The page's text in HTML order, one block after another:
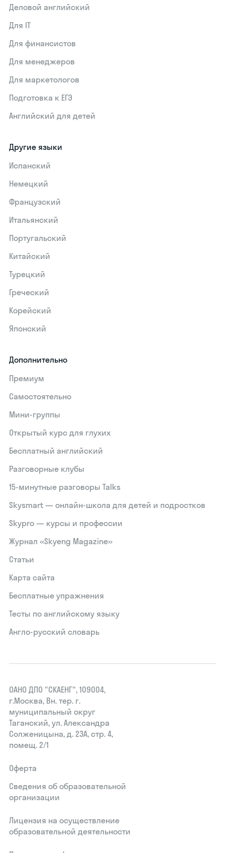
Деловой английский
Для IT
Для финансистов
Для менеджеров
Для маркетологов
Подготовка к ЕГЭ
Английский для детей
Другие языки
Испанский
Немецкий
Французский
Итальянский
Португальский
Китайский
Турецкий
Греческий
Корейский
Японский
Дополнительно
Премиум
Самостоятельно
Мини-группы
Открытый курс для глухих
Бесплатный английский
Разговорные клубы
15‑минутные разговоры Talks
Skysmart — онлайн-школа для детей и подростков
Skypro — курсы и профессии
Журнал «Skyeng Magazine»
Статьи
Карта сайта
Бесплатные упражнения
Тесты по английскому языку
Англо-русский словарь
ОАНО ДПО "СКАЕНГ", 109004,
г.Москва, Вн. тер. г.
муниципальный округ
Таганский, ул. Александра
Солженицына, д. 23А, стр. 4,
помещ. 2/1
Оферта
Сведения об образовательной
организации
Лицензия на осуществление
образовательной деятельности